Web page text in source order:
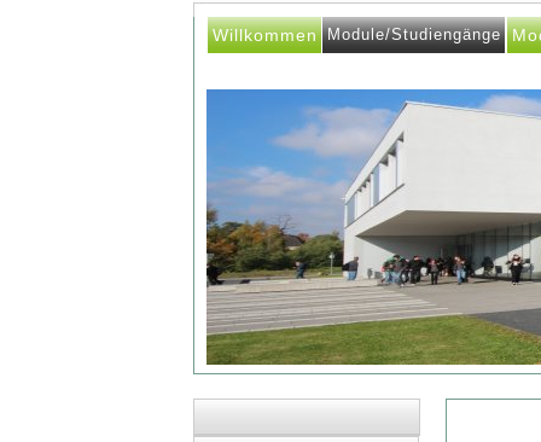
Willkommen Module/Studiengänge